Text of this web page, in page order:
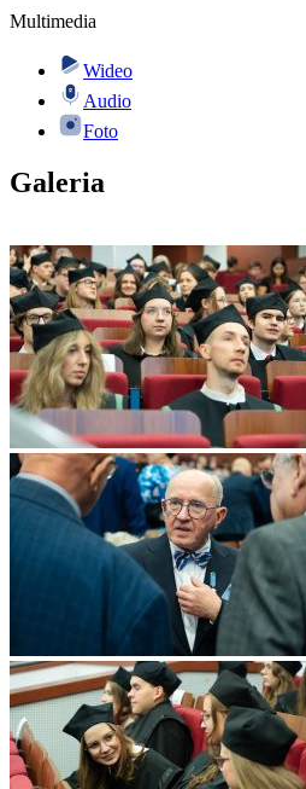
Multimedia
Wideo
Audio
Foto
Galeria